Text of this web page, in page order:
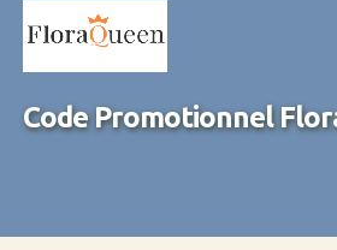
Code Promotionnel